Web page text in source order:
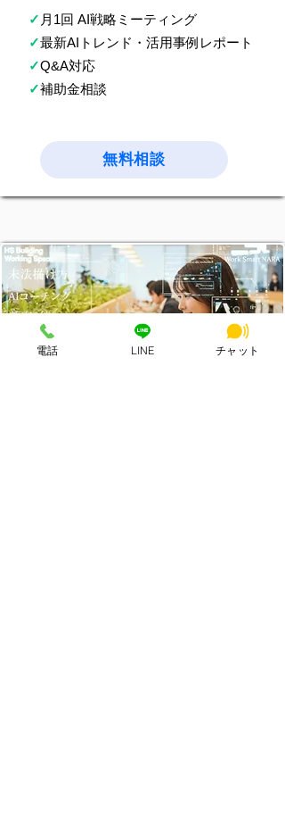
✓ 月1回 AI戦略ミーティング
✓最新AIトレンド・活用事例レポート
✓Q&A対応
✓補助金相談
無料相談
電話 LINE チャット